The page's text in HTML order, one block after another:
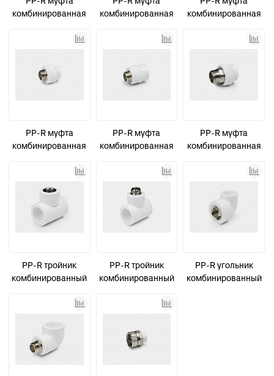
комбинированная
комбинированная
комбинированная
PP-R муфта
комбинированная
PP-R муфта
комбинированная
PP-R муфта
комбинированная
PP-R тройник
комбинированный
PP-R тройник
комбинированный
PP-R угольник
комбинированный